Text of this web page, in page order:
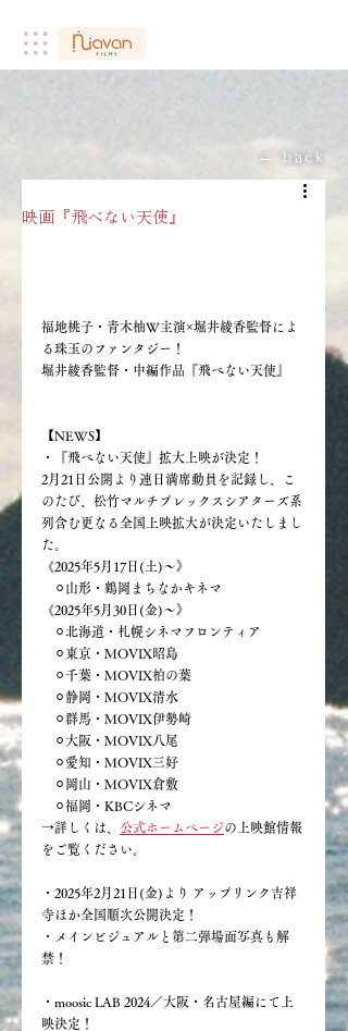
← back
映画『飛べない天使』
福地桃子・青木柚W主演×堀井綾香監督によ
る珠玉のファンタジー！
堀井綾香監督・中編作品 『飛べない天使』
【NEWS】
・『飛べない天使』拡大上映が決定！
2月21日公開より連日満席動員を記録し、こ
のたび、松竹マルチプレックスシアターズ系
列含む更なる全国上映拡大が決定いたしまし
た。
《2025年5月17日(土)〜》
⚪︎山形・鶴岡まちなかキネマ
《2025年5月30日(金)〜》
⚪︎北海道・札幌シネマフロンティア
⚪︎東京・MOVIX昭島
⚪︎千葉・MOVIX柏の葉
⚪︎静岡・MOVIX清水
⚪︎群馬・MOVIX伊勢崎
⚪︎大阪・MOVIX八尾
⚪︎愛知・MOVIX三好
⚪︎岡山・MOVIX倉敷
⚪︎福岡・KBCシネマ
→詳しくは、 公式ホームページの上映館情報
をご覧ください。
・2025年2月21日(金)より アップリンク吉祥
寺ほか全国順次公開決定！
・メインビジュアルと第二弾場面写真も解
禁！
・moosic LAB 2024／大阪・名古屋編にて上
映決定！